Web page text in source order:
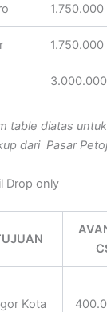
1.750.000
1.750.000
3.000.000
table diatas
dari Pasar
Drop only
Kota